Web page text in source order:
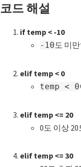
코드 해설
if temp < -10
-10도 미
elif temp < 0
temp < 0
elif temp <= 20
0도 이상
elif temp <= 30